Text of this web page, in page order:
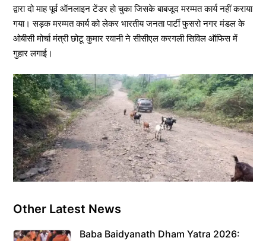
द्वारा दो माह पूर्व ऑनलाइन टेंडर हो चुका जिसके बाबजूद मरम्मत कार्य नहीं कराया
गया। सड़क मरम्मत कार्य को लेकर भारतीय जनता पार्टी फुसरो नगर मंडल के
ओबीसी मोर्चा मंत्री छोटू कुमार रवानी ने सीसीएल करगली सिविल ऑफिस में
गुहार लगाई।
Other Latest News
Baba Baidyanath Dham Yatra 2026: